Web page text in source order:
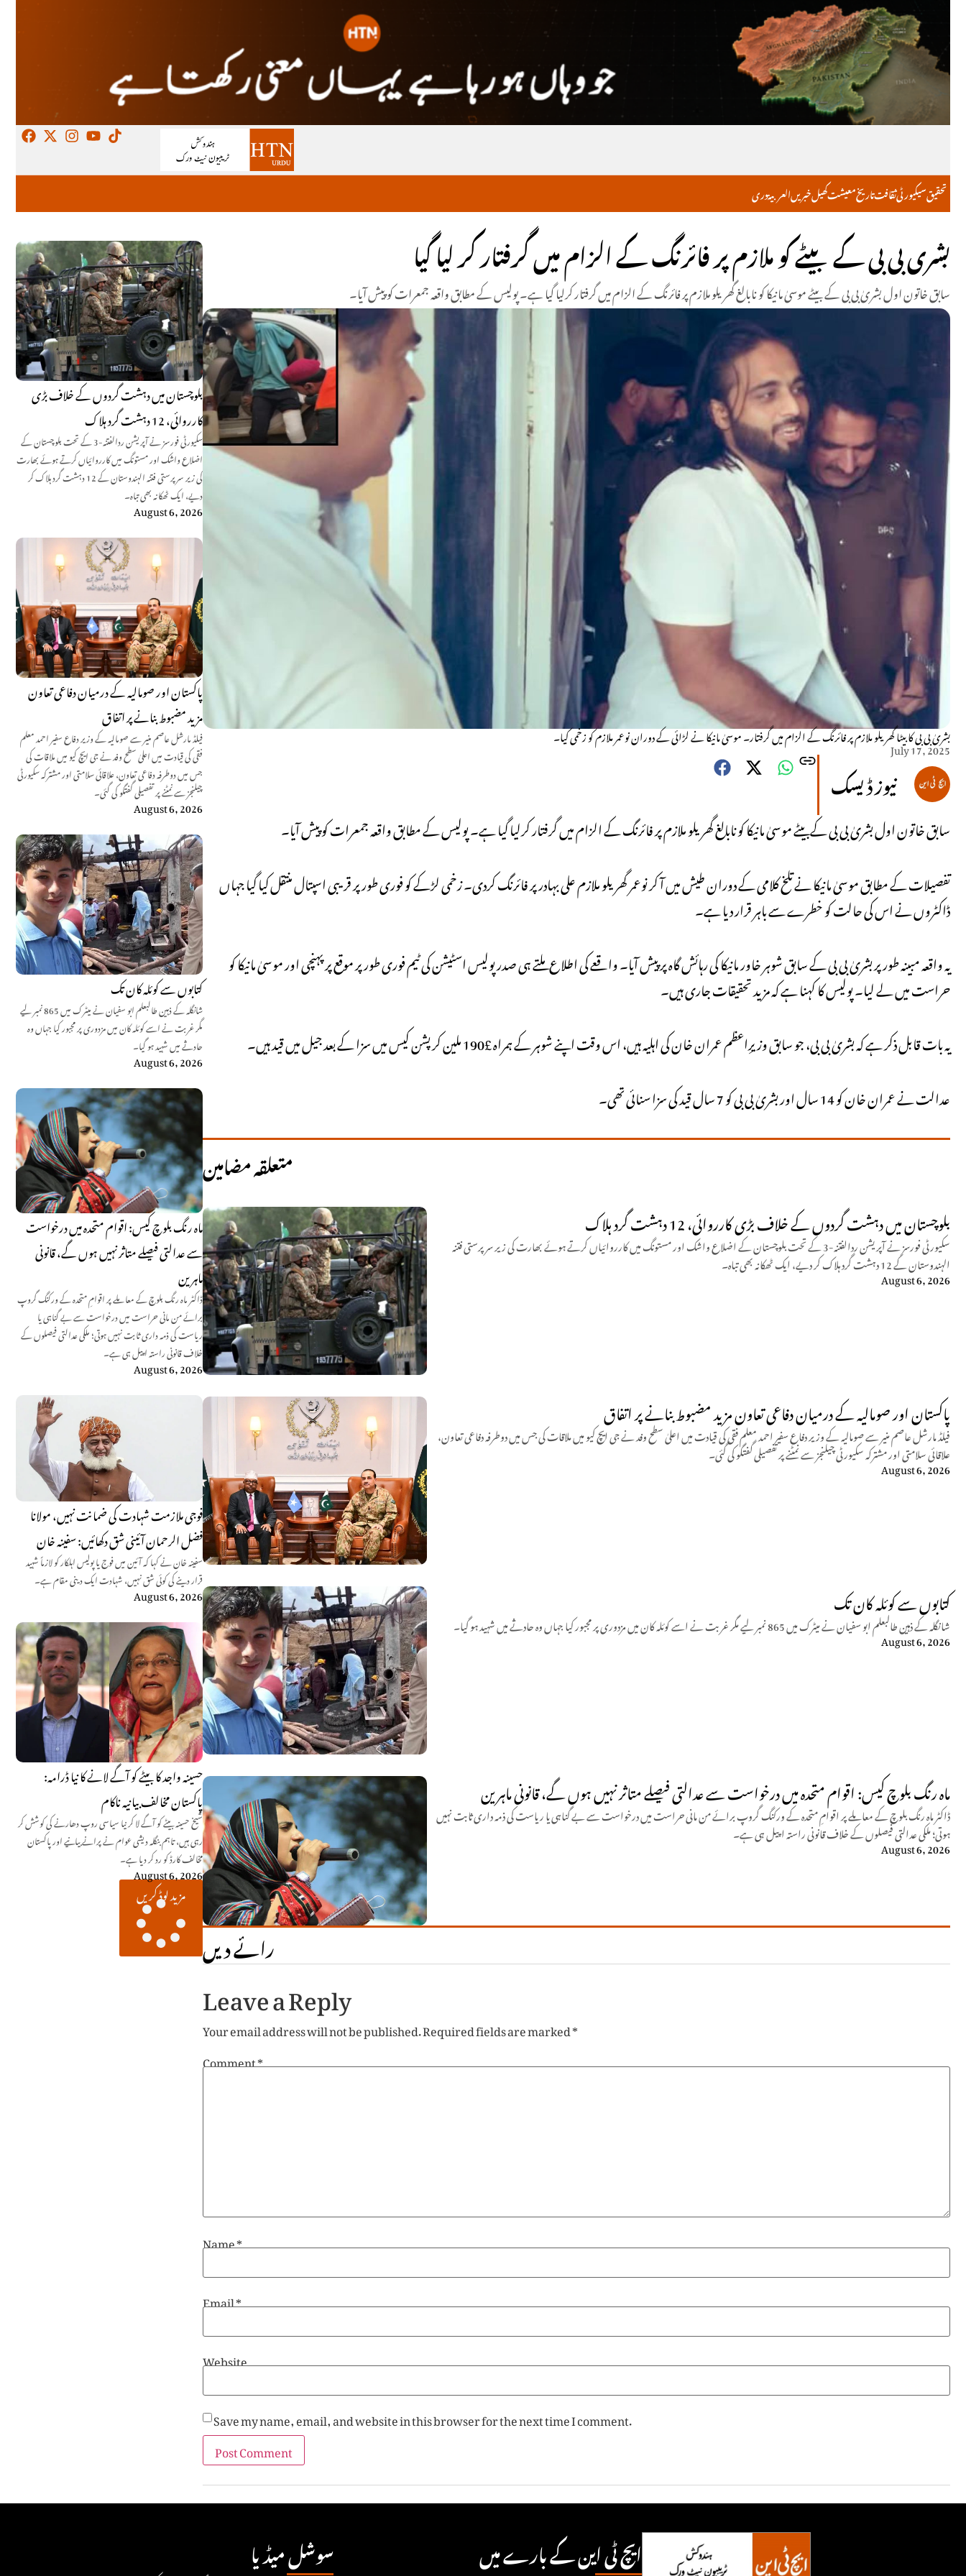
خبریںکھیلمعیشتتاریخثقافتسیکیورٹیتحقیق دریالعربية
بلوچستان میں دہشت گردوں کے خلاف بڑی
کارروائی، 12 دہشت گرد ہلاک
سکیورٹی فورسز نے آپریشن ردالفتنہ-3 کے تحت بلوچستان کے
اضلاع واشک اور مستونگ میں کارروائیاں کرتے ہوئے بھارت
کی زیر سرپرستی فتنہ الہندوستان کے 12 دہشت گرد ہلاک کر
دیے، ایک ٹھکانہ بھی تباہ۔
August 6, 2026
پاکستان اور صومالیہ کے درمیان دفاعی تعاون
مزید مضبوط بنانے پر اتفاق
فیلڈ مارشل عاصم منیر سے صومالیہ کے وزیر دفاع سفیر احمد معلم
فقی کی قیادت میں اعلیٰ سطح وفد نے جی ایچ کیو میں ملاقات کی
جس میں دوطرفہ دفاعی تعاون، علاقائی سلامتی اور مشترکہ سکیورٹی
چیلنجز سے نمٹنے پر تفصیلی گفتگو کی گئی۔
August 6, 2026
کتابوں سے کوئلہ کان تک
شانگلہ کے ذہین طالبعلم ابو سفیان نے میٹرک میں 865 نمبر لیے
مگر غربت نے اسے کوئلہ کان میں مزدوری پر مجبور کیا جہاں وہ
حادثے میں شہید ہو گیا۔
August 6, 2026
ماہ رنگ بلوچ کیس: اقوام متحدہ میں درخواست
سے عدالتی فیصلے متاثر نہیں ہوں گے، قانونی
ماہرین
ڈاکٹر ماہ رنگ بلوچ کے معاملے پر اقوامِ متحدہ کے ورکنگ گروپ
برائے من مانی حراست میں درخواست سے بے گناہی یا
ریاست کی ذمہ داری ثابت نہیں ہوتی؛ ملکی عدالتی فیصلوں کے
خلاف قانونی راستہ اپیل ہی ہے۔
August 6, 2026
فوجی ملازمت شہادت کی ضمانت نہیں، مولانا
فضل الرحمان آئینی شق دکھائیں: سفینہ خان
سفینہ خان نے کہا کہ آئین میں فوج یا پولیس اہلکار کو لازماً شہید
قرار دینے کی کوئی شق نہیں، شہادت ایک دینی مقام ہے۔
August 6, 2026
حسینہ واجد کا بیٹے کو آگے لانے کا نیا ڈرامہ:
پاکستان مخالف بیانیہ ناکام
شیخ حسینہ بیٹے کو آگے لا کر نیا سیاسی روپ دھارنے کی کوشش کر
رہی ہیں، تاہم بنگلہ دیشی عوام نے پرانے بیانیے اور پاکستان
مخالف کارڈ کو رد کر دیا ہے۔
August 6, 2026
مزید لوڈ کریں
بشری بی بی کے بیٹے کو ملازم پر فائرنگ کے الزام میں گرفتار کر لیا گیا
سابق خاتون اول بشریٰ بی بی کے بیٹے موسیٰ مانیکا کو نابالغ گھریلو ملازم پر فائرنگ کے الزام میں گرفتار کرلیا گیا ہے۔ پولیس کے مطابق واقعہ جمعرات کو پیش آیا۔
بشریٰ بی بی کا بیٹا گھریلو ملازم پر فائرنگ کے الزام میں گرفتار۔ موسیٰ مانیکا نے لڑائی کے دوران نوعمر ملازم کو زخمی کیا۔
July 17, 2025
نیوز ڈیسک
سابق خاتون اول بشریٰ بی بی کے بیٹے موسیٰ مانیکا کو نابالغ گھریلو ملازم پر فائرنگ کے الزام میں گرفتار کرلیا گیا ہے۔ پولیس کے مطابق واقعہ جمعرات کو پیش آیا۔
تفصیلات کے مطابق موسیٰ مانیکا نے تلخ کلامی کے دوران طیش میں آ کر نوعمر گھریلو ملازم علی بہادر پر فائرنگ کردی۔ زخمی لڑکے کو فوری طور پر قریبی اسپتال منتقل کیا گیا جہاں
ڈاکٹروں نے اس کی حالت کو خطرے سے باہر قرار دیا ہے۔
یہ واقعہ مبینہ طور پر بشریٰ بی بی کے سابق شوہر خاور مانیکا کی رہائش گاہ پر پیش آیا۔ واقعے کی اطلاع ملتے ہی صدر پولیس اسٹیشن کی ٹیم فوری طور پر موقع پر پہنچی اور موسیٰ مانیکا کو
حراست میں لے لیا۔ پولیس کا کہنا ہے کہ مزید تحقیقات جاری ہیں۔
یہ بات قابل ذکر ہے کہ بشریٰ بی بی، جو سابق وزیرِاعظم عمران خان کی اہلیہ ہیں، اس وقت اپنے شوہر کے ہمراہ £190 ملین کرپشن کیس میں سزا کے بعد جیل میں قید ہیں۔
عدالت نے عمران خان کو 14 سال اور بشریٰ بی بی کو 7 سال قید کی سزا سنائی تھی۔
متعلقہ مضامین
بلوچستان میں دہشت گردوں کے خلاف بڑی کارروائی، 12 دہشت گرد ہلاک
سکیورٹی فورسز نے آپریشن ردالفتنہ-3 کے تحت بلوچستان کے اضلاع واشک اور مستونگ میں کارروائیاں کرتے ہوئے بھارت کی زیر سرپرستی فتنہ
الہندوستان کے 12 دہشت گرد ہلاک کر دیے، ایک ٹھکانہ بھی تباہ۔
August 6, 2026
پاکستان اور صومالیہ کے درمیان دفاعی تعاون مزید مضبوط بنانے پر اتفاق
فیلڈ مارشل عاصم منیر سے صومالیہ کے وزیر دفاع سفیر احمد معلم فقی کی قیادت میں اعلیٰ سطح وفد نے جی ایچ کیو میں ملاقات کی جس میں دوطرفہ دفاعی تعاون،
علاقائی سلامتی اور مشترکہ سکیورٹی چیلنجز سے نمٹنے پر تفصیلی گفتگو کی گئی۔
August 6, 2026
کتابوں سے کوئلہ کان تک
شانگلہ کے ذہین طالبعلم ابو سفیان نے میٹرک میں 865 نمبر لیے مگر غربت نے اسے کوئلہ کان میں مزدوری پر مجبور کیا جہاں وہ حادثے میں شہید ہو گیا۔
August 6, 2026
ماہ رنگ بلوچ کیس: اقوام متحدہ میں درخواست سے عدالتی فیصلے متاثر نہیں ہوں گے، قانونی ماہرین
ڈاکٹر ماہ رنگ بلوچ کے معاملے پر اقوامِ متحدہ کے ورکنگ گروپ برائے من مانی حراست میں درخواست سے بے گناہی یا ریاست کی ذمہ داری ثابت نہیں
ہوتی؛ ملکی عدالتی فیصلوں کے خلاف قانونی راستہ اپیل ہی ہے۔
August 6, 2026
رائے دیں
Leave a Reply
Your email address will not be published.Required fields are marked*
Comment*
Name*
Email*
Website
Save my name, email, and website in this browser for the next time I comment.
ایچ ٹی این کے بارے میں سوشل میڈیا